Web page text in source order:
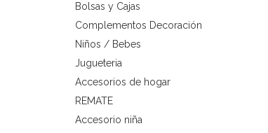
Bolsas y Cajas
Complementos Decoración
Niños / Bebes
Jugueteria
Accesorios de hogar
REMATE
Accesorio niña